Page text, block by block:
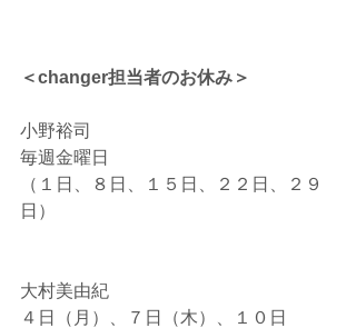
＜changer担当者のお休み＞
小野裕司
毎週金曜日
（１日、８日、１５日、２２日、２９
日）
大村美由紀
４日（月）、７日（木）、１０日